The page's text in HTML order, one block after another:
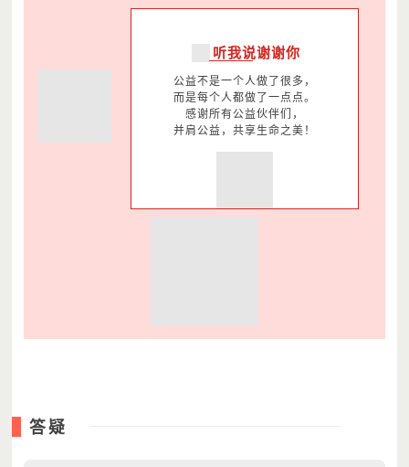
听我说谢谢你
公益不是一个人做了很多，
而是每个人都做了一点点。
感谢所有公益伙伴们，
并肩公益，共享生命之美！
答疑